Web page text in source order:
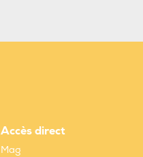
Accès direct
Mag